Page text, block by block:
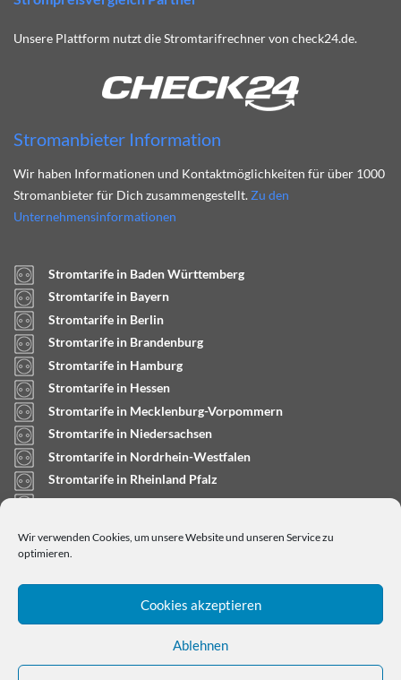
Wir verwenden Cookies, um unsere Website und unseren Service zu
optimieren.
Cookies akzeptieren
Ablehnen
Unsere Plattform nutzt die Stromtarifrechner von check24.de.
Stromanbieter Information
Wir haben Informationen und Kontaktmöglichkeiten für über 1000
Stromanbieter für Dich zusammengestellt. Zu den
Unternehmensinformationen
Stromtarife in Baden Württemberg
Stromtarife in Bayern
Stromtarife in Berlin
Stromtarife in Brandenburg
Stromtarife in Hamburg
Stromtarife in Hessen
Stromtarife in Mecklenburg-Vorpommern
Stromtarife in Niedersachsen
Stromtarife in Nordrhein-Westfalen
Stromtarife in Rheinland Pfalz
Stromtarife in Saarland
Stromtarife in Schleswig-Holstein